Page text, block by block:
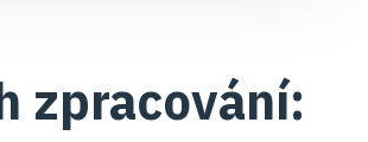
zpracování: